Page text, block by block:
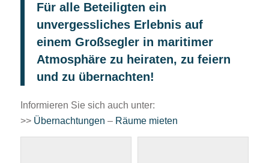
Für alle Beteiligten ein
unvergessliches Erlebnis auf
einem Großsegler in maritimer
Atmosphäre zu heiraten, zu feiern
und zu übernachten!
Informieren Sie sich auch unter:
>> Übernachtungen – Räume mieten